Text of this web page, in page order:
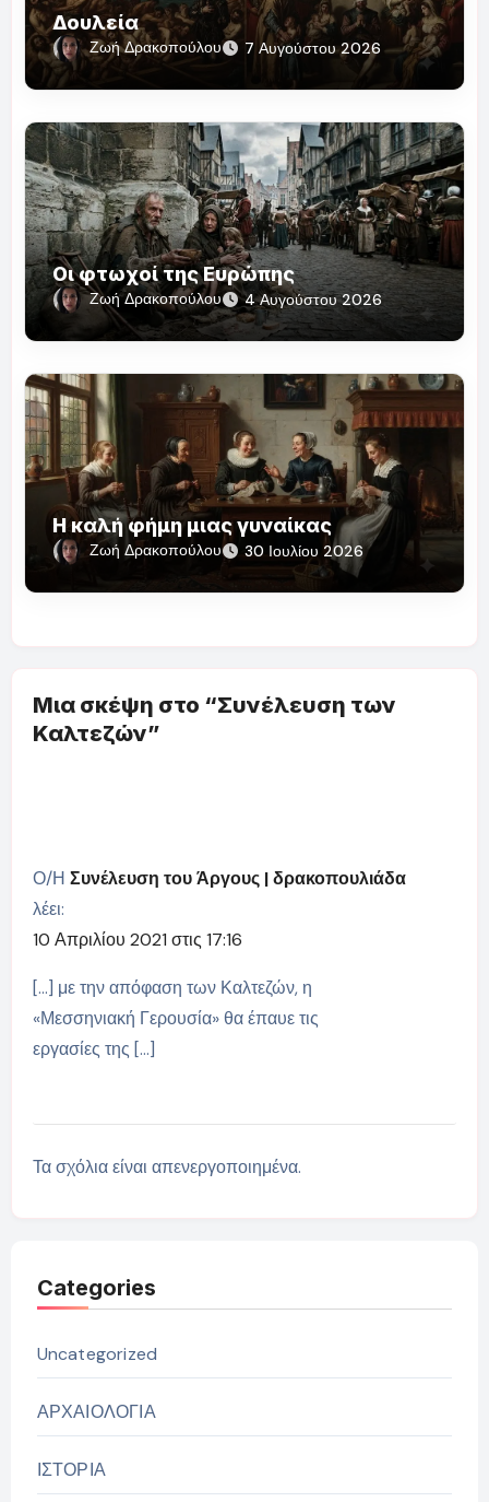
Δουλεία
Ζωή Δρακοπούλου 7 Αυγούστου 2026
Οι φτωχοί της Ευρώπης
Ζωή Δρακοπούλου 4 Αυγούστου 2026
Η καλή φήμη μιας γυναίκας
Ζωή Δρακοπούλου 30 Ιουλίου 2026
Μια σκέψη στο “Συνέλευση των
Καλτεζών”
Ο/Η Συνέλευση του Άργους | δρακοπουλιάδα
λέει:
10 Απριλίου 2021 στις 17:16
[…] με την απόφαση των Καλτεζών, η
«Μεσσηνιακή Γερουσία» θα έπαυε τις
εργασίες της […]
Τα σχόλια είναι απενεργοποιημένα.
Categories
Uncategorized
ΑΡΧΑΙΟΛΟΓΙΑ
ΙΣΤΟΡΙΑ